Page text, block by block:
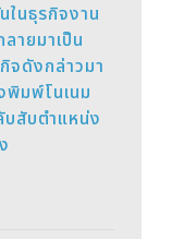
ในธุรกิจงาน
ายมาเป็น
จดังกล่าวมา
มพ์โนเนม
สับตำแหน่ง